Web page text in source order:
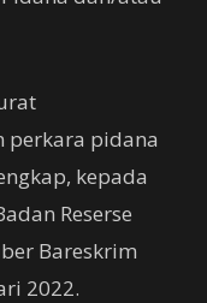
perkara pidana
kepada
Reserse
Bareskrim
2022.